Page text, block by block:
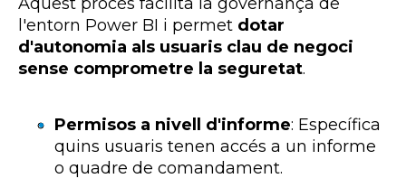
l'entorn Power BI i permet dotar
d'autonomia als usuaris clau de negoci
sense comprometre la seguretat.
Permisos a nivell d'informe: Específica
quins usuaris tenen accés a un informe
o quadre de comandament.